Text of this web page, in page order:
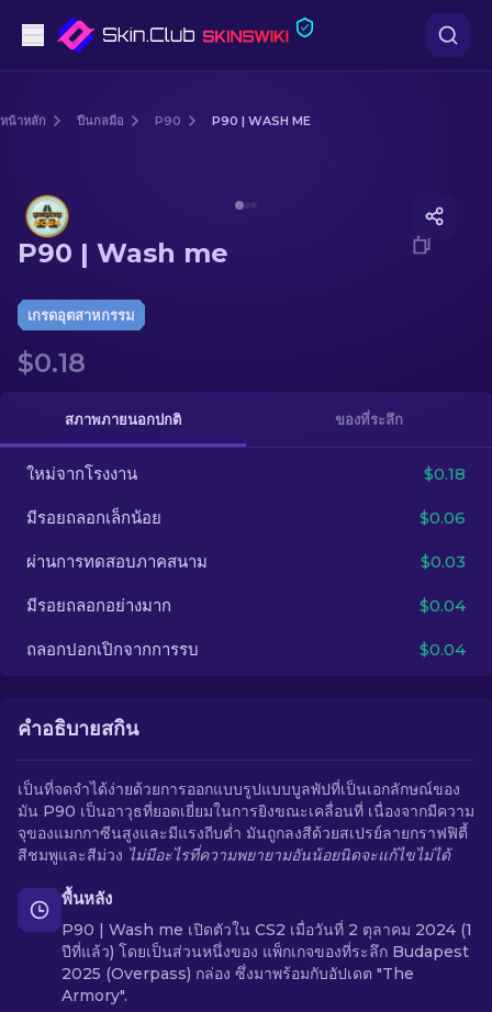
ปืนไรเฟิล
ปืนไรเฟิลซุ่มยิง
มีด
ถุงมือ
กล่อง
อื่น ๆ
หน้าหลัก ปืนกลมือ P90 P90 | WASH ME
P90 | Wash me
เกรดอุตสาหกรรม
$0.18
สภาพภายนอกปกติ ของที่ระลึก
ใหม่จากโรงงาน $0.18
มีรอยถลอกเล็กน้อย $0.06
ผ่านการทดสอบภาคสนาม $0.03
มีรอยถลอกอย่างมาก $0.04
ถลอกปอกเปิกจากการรบ $0.04
คำอธิบายสกิน
เป็นที่จดจำได้ง่ายด้วยการออกแบบรูปแบบบูลพัปที่เป็นเอกลักษณ์ของ
มัน P90 เป็นอาวุธที่ยอดเยี่ยมในการยิงขณะเคลื่อนที่ เนื่องจากมีความ
จุของแมกกาซีนสูงและมีแรงถีบต่ำ มันถูกลงสีด้วยสเปรย์ลายกราฟฟิตี้
สีชมพูและสีม่วง ไม่มีอะไรที่ความพยายามอันน้อยนิดจะแก้ไขไม่ได้
พื้นหลัง
P90 | Wash me เปิดตัวใน CS2 เมื่อวันที่ 2 ตุลาคม 2024 (1
ปีที่แล้ว) โดยเป็นส่วนหนึ่งของ แพ็กเกจของที่ระลึก Budapest
2025 (Overpass) กล่อง ซึ่งมาพร้อมกับอัปเดต "The
Armory".